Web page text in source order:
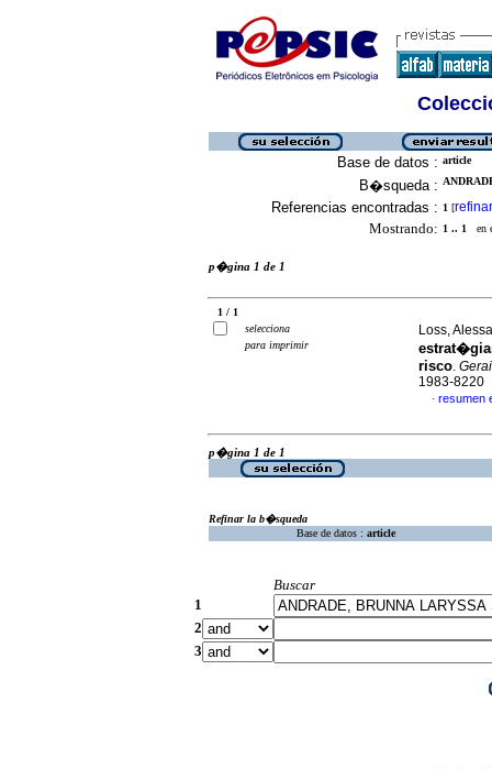
Base de datos : article
B�squeda :
Referencias encontradas : 1 [refinar
Mostrando: 1 .. 1 en
p�gina 1 de 1
1 / 1
selecciona
para imprimir
Loss,
risco.
1983-8220
· resumen
p�gina 1 de 1
Refinar la b�squeda
Base de datos : article
Buscar
1
2
3